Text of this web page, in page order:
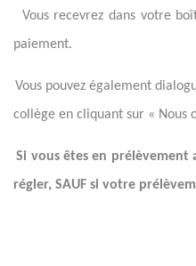
Vous recevrez dans votre
paiement.
pouvez également
collège en cliquant sur « Nous
Si vous êtes en prélèvement
régler, SAUF si votre